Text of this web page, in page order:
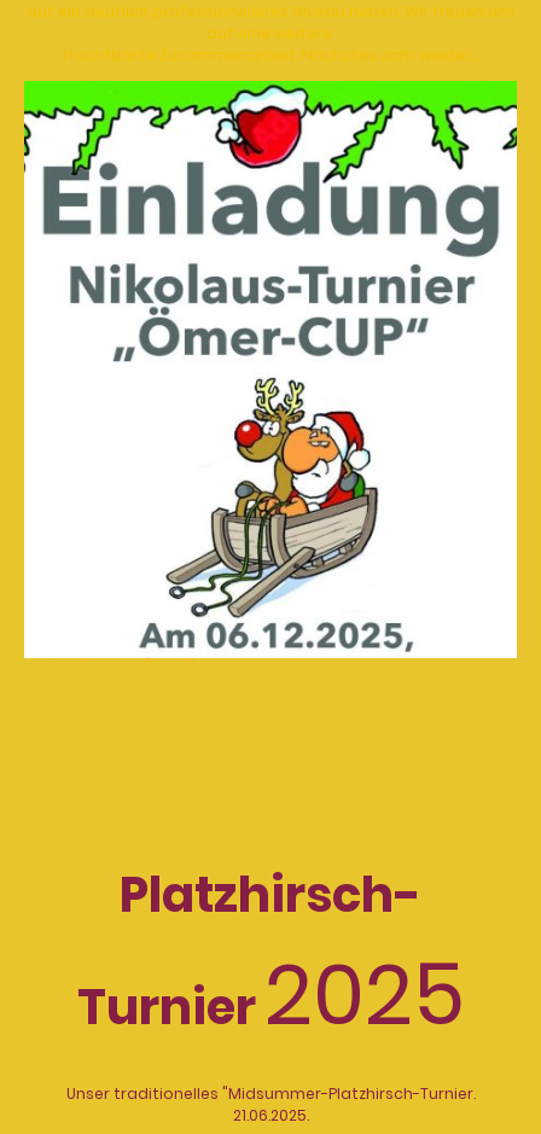
auf ein deutlich professionelleres Niveau heben. Wir freuen uns
auf eine weitere
fruchtbarte Zusammenarbeit. Nächstes Jahr wieder....
Platzhirsch-
Turnier2025
Unser traditionelles "Midsummer-Platzhirsch-Turnier.
21.06.2025.